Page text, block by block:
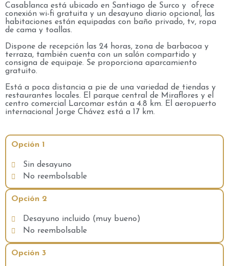
Casablanca está ubicado en Santiago de Surco y ofrece
conexión wi-fi gratuita y un desayuno diario opcional, las
habitaciones están equipadas con baño privado, tv, ropa
de cama y toallas.
Dispone de recepción las 24 horas, zona de barbacoa y
terraza, también cuenta con un salón compartido y
consigna de equipaje. Se proporciona aparcamiento
gratuito.
Está a poca distancia a pie de una variedad de tiendas y
restaurantes locales. El parque central de Miraflores y el
centro comercial Larcomar están a 4.8 km. El aeropuerto
internacional Jorge Chávez está a 17 km.
Opción 1
Sin desayuno
No reembolsable
Opción 2
Desayuno incluido (muy bueno)
No reembolsable
Opción 3